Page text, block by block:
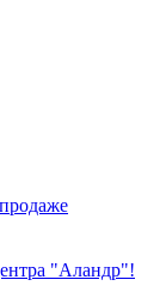
"Аландр"!